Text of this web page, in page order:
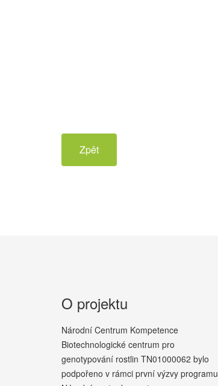
Zpět
O projektu
Národní Centrum Kompetence
Biotechnologické centrum pro
genotypování rostlin TN01000062 bylo
podpořeno v rámci první výzvy programu